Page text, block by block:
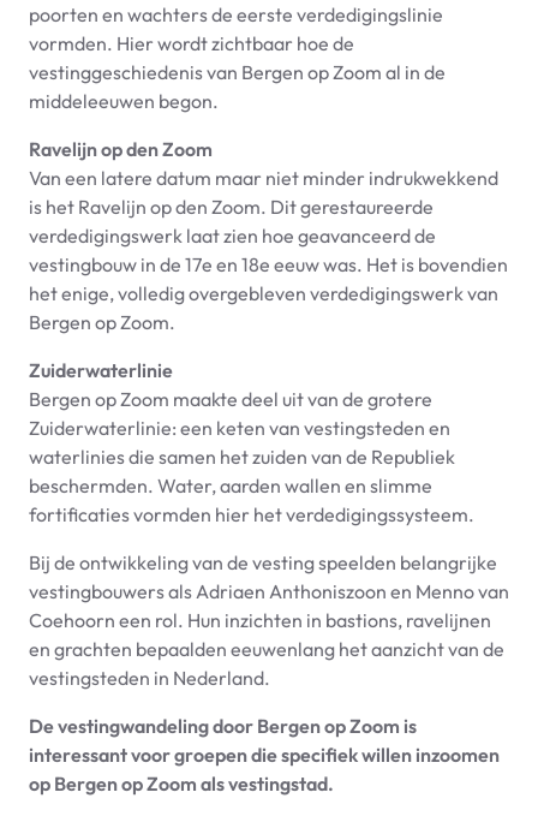
poorten en wachters de eerste verdedigingslinie
vormden. Hier wordt zichtbaar hoe de
vestinggeschiedenis van Bergen op Zoom al in de
middeleeuwen begon.
Ravelijn op den Zoom
Van een latere datum maar niet minder indrukwekkend
is het Ravelijn op den Zoom. Dit gerestaureerde
verdedigingswerk laat zien hoe geavanceerd de
vestingbouw in de 17e en 18e eeuw was. Het is bovendien
het enige, volledig overgebleven verdedigingswerk van
Bergen op Zoom.
Zuiderwaterlinie
Bergen op Zoom maakte deel uit van de grotere
Zuiderwaterlinie: een keten van vestingsteden en
waterlinies die samen het zuiden van de Republiek
beschermden. Water, aarden wallen en slimme
fortificaties vormden hier het verdedigingssysteem.
Bij de ontwikkeling van de vesting speelden belangrijke
vestingbouwers als Adriaen Anthoniszoon en Menno van
Coehoorn een rol. Hun inzichten in bastions, ravelijnen
en grachten bepaalden eeuwenlang het aanzicht van de
vestingsteden in Nederland.
De vestingwandeling door Bergen op Zoom is
interessant voor groepen die specifiek willen inzoomen
op Bergen op Zoom als vestingstad.